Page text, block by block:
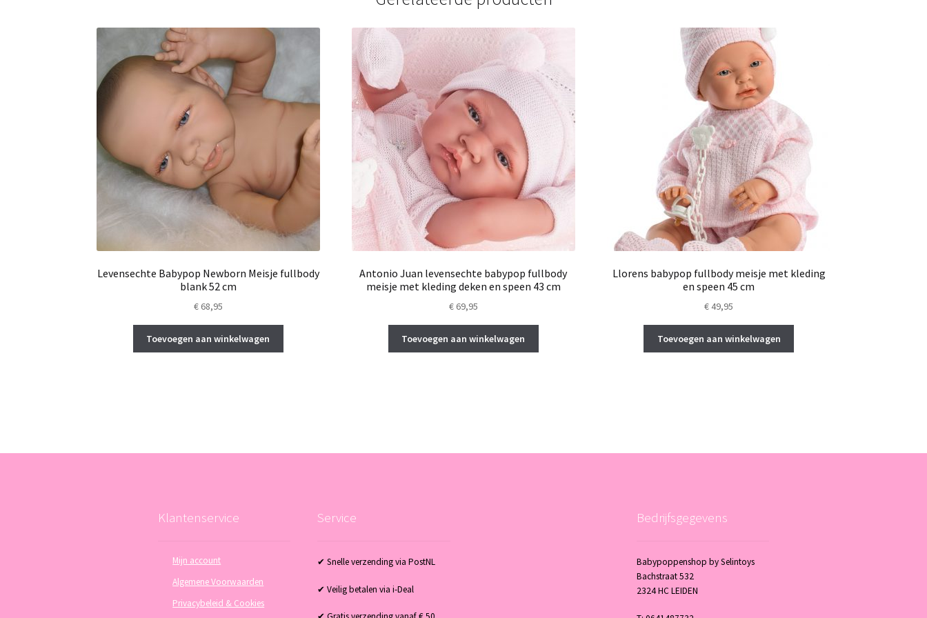
Levensechte Babypop Newborn Meisje fullbody
blank 52 cm
€68,95
Toevoegen aan winkelwagen
Antonio Juan levensechte babypop fullbody
meisje met kleding deken en speen 43 cm
€69,95
Toevoegen aan winkelwagen
Llorens babypop fullbody meisje met kleding
en speen 45 cm
€49,95
Toevoegen aan winkelwagen
Klantenservice
Mijn account
Algemene Voorwaarden
Privacybeleid & Cookies
Service
✔ Snelle verzending via PostNL
✔ Veilig betalen via i-Deal
Bedrijfsgegevens
Babypoppenshop by Selintoys
Bachstraat 532
2324 HC LEIDEN